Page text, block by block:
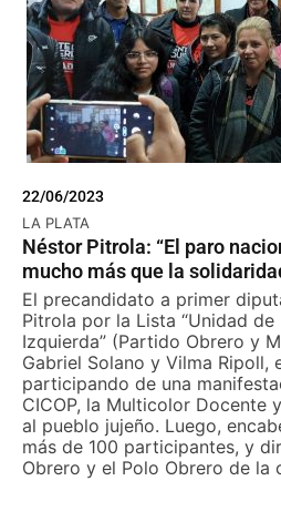
22/06/2023
LA PLATA
Néstor Pitrola: “El paro
mucho más que la
El precandidato a primer
Pitrola por la Lista “Unidad
Izquierda” (Partido Obrero y
Gabriel Solano y Vilma Ripoll,
participando de una
CICOP, la Multicolor Docente
al pueblo jujeño. Luego,
más de 100 participantes, y
Obrero y el Polo Obrero de la